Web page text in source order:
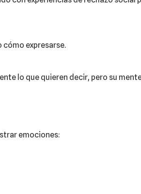
cómo expresarse.
lo que quieren decir, pero su
emociones: